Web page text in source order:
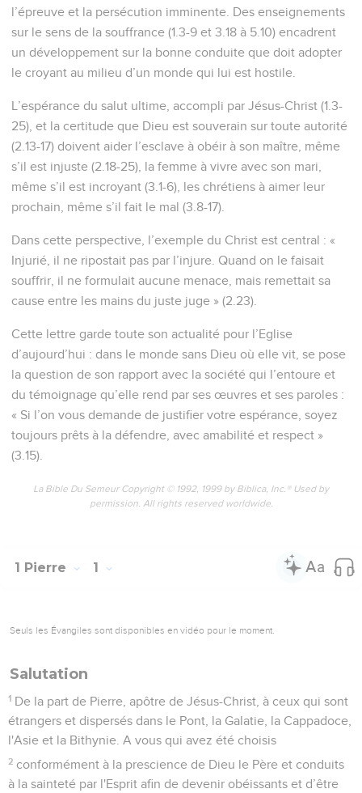
l’épreuve et la persécution imminente. Des enseignements
sur le sens de la souffrance (1.3-9 et 3.18 à 5.10) encadrent
un développement sur la bonne conduite que doit adopter
le croyant au milieu d’un monde qui lui est hostile.
L’espérance du salut ultime, accompli par Jésus-Christ (1.3-
25), et la certitude que Dieu est souverain sur toute autorité
(2.13-17) doivent aider l’esclave à obéir à son maître, même
s’il est injuste (2.18-25), la femme à vivre avec son mari,
même s’il est incroyant (3.1-6), les chrétiens à aimer leur
prochain, même s’il fait le mal (3.8-17).
Dans cette perspective, l’exemple du Christ est central : «
Injurié, il ne ripostait pas par l’injure. Quand on le faisait
souffrir, il ne formulait aucune menace, mais remettait sa
cause entre les mains du juste juge » (2.23).
Cette lettre garde toute son actualité pour l’Eglise
d’aujourd’hui : dans le monde sans Dieu où elle vit, se pose
la question de son rapport avec la société qui l’entoure et
du témoignage qu’elle rend par ses œuvres et ses paroles :
« Si l’on vous demande de justifier votre espérance, soyez
toujours prêts à la défendre, avec amabilité et respect »
(3.15).
La Bible Du Semeur Copyright © 1992, 1999 by Biblica, Inc.® Used by
permission. All rights reserved worldwide.
1 Pierre 1
Seuls les Évangiles sont disponibles en vidéo pour le moment.
Salutation
1 De la part de Pierre, apôtre de Jésus-Christ, à ceux qui sont
étrangers et dispersés dans le Pont, la Galatie, la Cappadoce,
l'Asie et la Bithynie. A vous qui avez été choisis
2 conformément à la prescience de Dieu le Père et conduits
à la sainteté par l'Esprit afin de devenir obéissants et d’être